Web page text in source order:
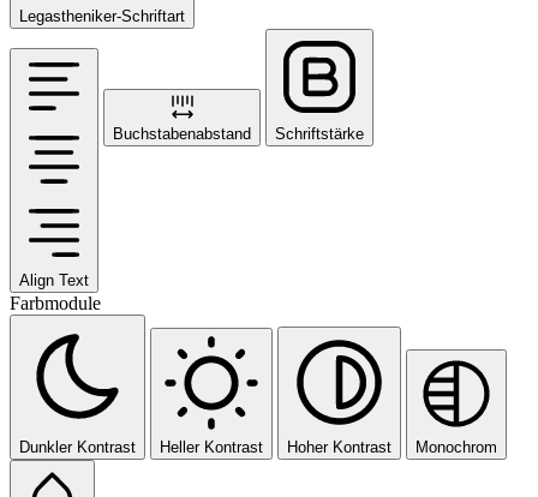
Legastheniker-Schriftart
Align Text
Buchstabenabstand Schriftstärke
Farbmodule
Dunkler Kontrast Heller Kontrast Hoher Kontrast Monochrom